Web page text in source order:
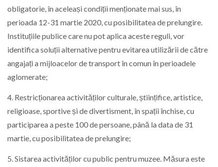
obligatorie, în aceleași condiții menționate mai sus, în
perioada 12-31 martie 2020, cu posibilitatea de prelungire.
Instituțiile publice care nu pot aplica aceste reguli, vor
identifica soluții alternative pentru evitarea utilizării de către
angajați a mijloacelor de transport în comun în perioadele
aglomerate;
4. Restricționarea activităților culturale, științifice, artistice,
religioase, sportive și de divertisment, în spații închise, cu
participarea a peste 100 de persoane, până la data de 31
martie, cu posibilitatea de prelungire;
5. Sistarea activităților cu public pentru muzee. Măsura este